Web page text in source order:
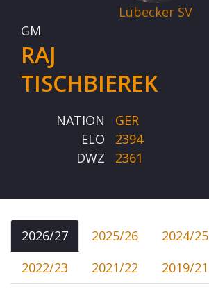
Lübecker SV
GM
RAJ
TISCHBIEREK
NATION
GER
ELO
2394
DWZ
2361
2026/27 2025/26 2024/25
2022/23
2021/22 2019/21